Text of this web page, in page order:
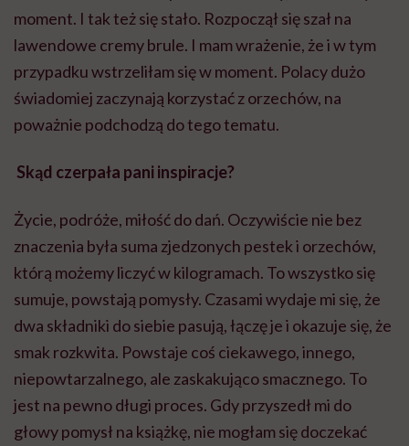
moment. I tak też się stało. Rozpoczął się szał na
lawendowe cremy brule. I mam wrażenie, że i w tym
przypadku wstrzeliłam się w moment. Polacy dużo
świadomiej zaczynają korzystać z orzechów, na
poważnie podchodzą do tego tematu.
Skąd czerpała pani inspiracje?
Życie, podróże, miłość do dań. Oczywiście nie bez
znaczenia była suma zjedzonych pestek i orzechów,
którą możemy liczyć w kilogramach. To wszystko się
sumuje, powstają pomysły. Czasami wydaje mi się, że
dwa składniki do siebie pasują, łączę je i okazuje się, że
smak rozkwita. Powstaje coś ciekawego, innego,
niepowtarzalnego, ale zaskakująco smacznego. To
jest na pewno długi proces. Gdy przyszedł mi do
głowy pomysł na książkę, nie mogłam się doczekać